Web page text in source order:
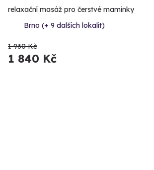
relaxační masáž pro čerstvé maminky
Brno (+ 9 dalších lokalit)
1 930 Kč
1 840 Kč